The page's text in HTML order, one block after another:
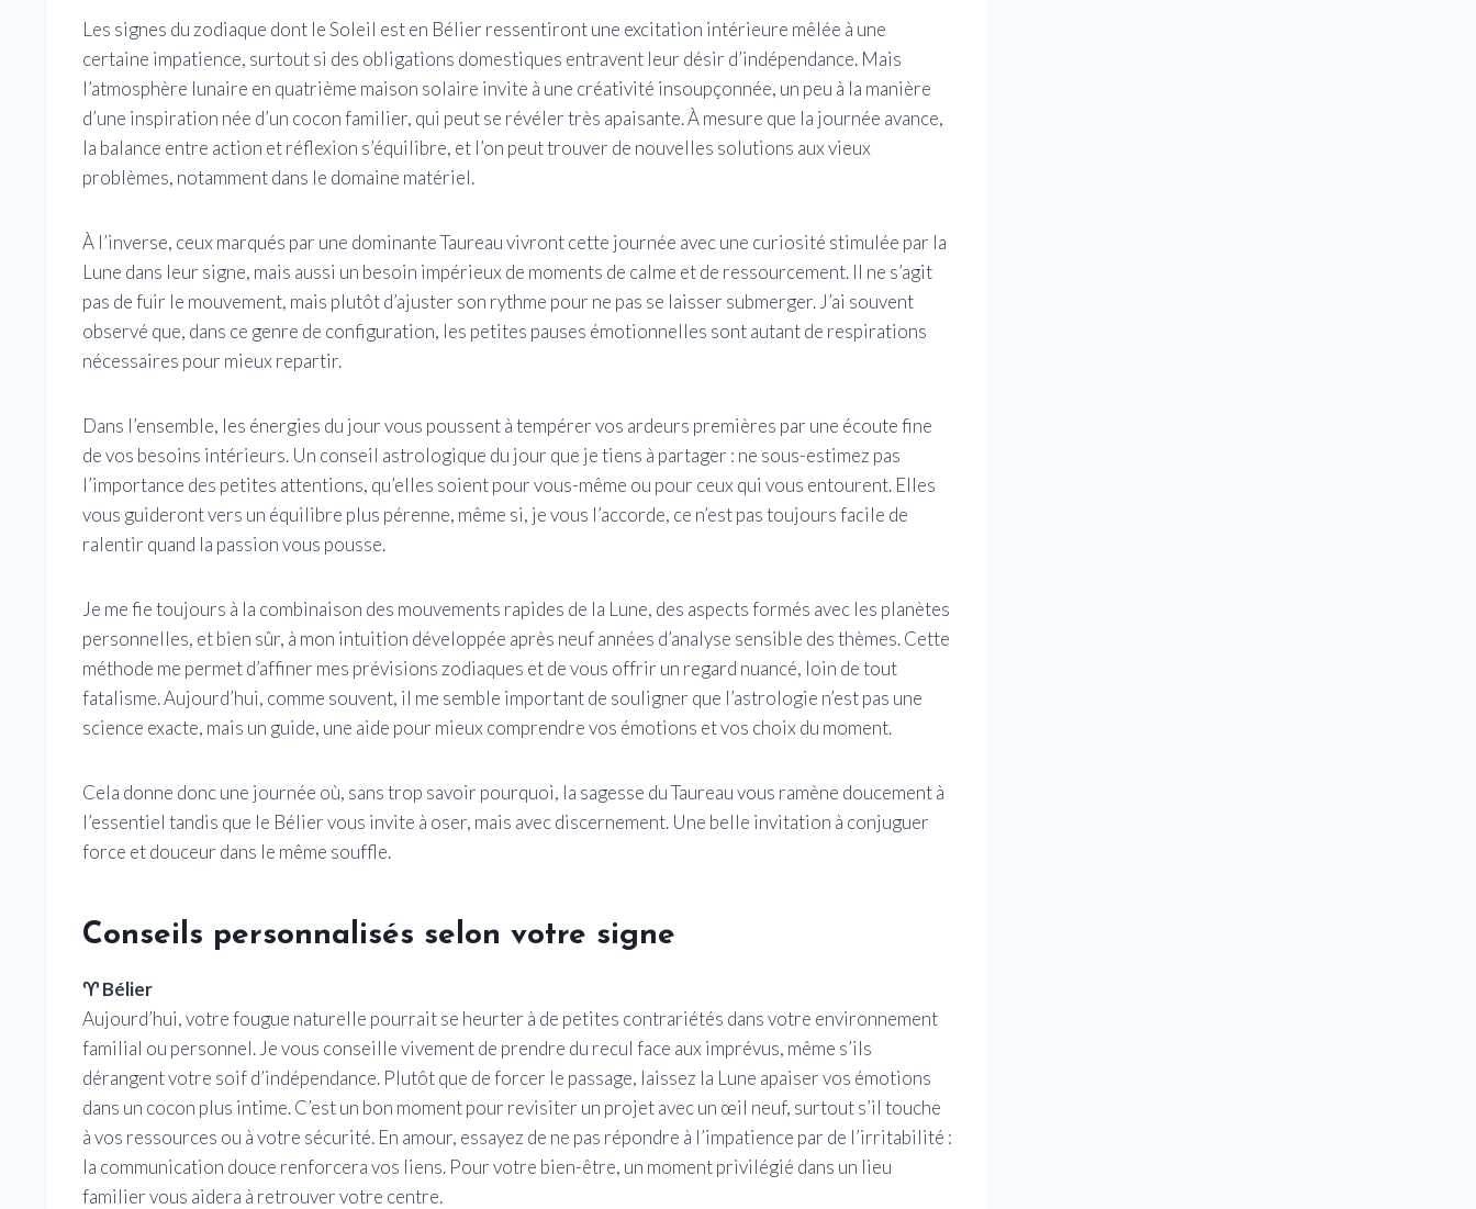
Les signes du zodiaque dont le Soleil est en Bélier ressentiront une excitation intérieure mêlée à une
certaine impatience, surtout si des obligations domestiques entravent leur désir d’indépendance. Mais
l’atmosphère lunaire en quatrième maison solaire invite à une créativité insoupçonnée, un peu à la manière
d’une inspiration née d’un cocon familier, qui peut se révéler très apaisante. À mesure que la journée avance,
la balance entre action et réflexion s’équilibre, et l’on peut trouver de nouvelles solutions aux vieux
problèmes, notamment dans le domaine matériel.
À l’inverse, ceux marqués par une dominante Taureau vivront cette journée avec une curiosité stimulée par la
Lune dans leur signe, mais aussi un besoin impérieux de moments de calme et de ressourcement. Il ne s’agit
pas de fuir le mouvement, mais plutôt d’ajuster son rythme pour ne pas se laisser submerger. J’ai souvent
observé que, dans ce genre de configuration, les petites pauses émotionnelles sont autant de respirations
nécessaires pour mieux repartir.
Dans l’ensemble, les énergies du jour vous poussent à tempérer vos ardeurs premières par une écoute fine
de vos besoins intérieurs. Un conseil astrologique du jour que je tiens à partager : ne sous-estimez pas
l’importance des petites attentions, qu’elles soient pour vous-même ou pour ceux qui vous entourent. Elles
vous guideront vers un équilibre plus pérenne, même si, je vous l’accorde, ce n’est pas toujours facile de
ralentir quand la passion vous pousse.
Je me fie toujours à la combinaison des mouvements rapides de la Lune, des aspects formés avec les planètes
personnelles, et bien sûr, à mon intuition développée après neuf années d’analyse sensible des thèmes. Cette
méthode me permet d’affiner mes prévisions zodiaques et de vous offrir un regard nuancé, loin de tout
fatalisme. Aujourd’hui, comme souvent, il me semble important de souligner que l’astrologie n’est pas une
science exacte, mais un guide, une aide pour mieux comprendre vos émotions et vos choix du moment.
Cela donne donc une journée où, sans trop savoir pourquoi, la sagesse du Taureau vous ramène doucement à
l’essentiel tandis que le Bélier vous invite à oser, mais avec discernement. Une belle invitation à conjuguer
force et douceur dans le même souffle.
Conseils personnalisés selon votre signe
♈ Bélier
Aujourd’hui, votre fougue naturelle pourrait se heurter à de petites contrariétés dans votre environnement
familial ou personnel. Je vous conseille vivement de prendre du recul face aux imprévus, même s’ils
dérangent votre soif d’indépendance. Plutôt que de forcer le passage, laissez la Lune apaiser vos émotions
dans un cocon plus intime. C’est un bon moment pour revisiter un projet avec un œil neuf, surtout s’il touche
à vos ressources ou à votre sécurité. En amour, essayez de ne pas répondre à l’impatience par de l’irritabilité :
la communication douce renforcera vos liens. Pour votre bien-être, un moment privilégié dans un lieu
familier vous aidera à retrouver votre centre.